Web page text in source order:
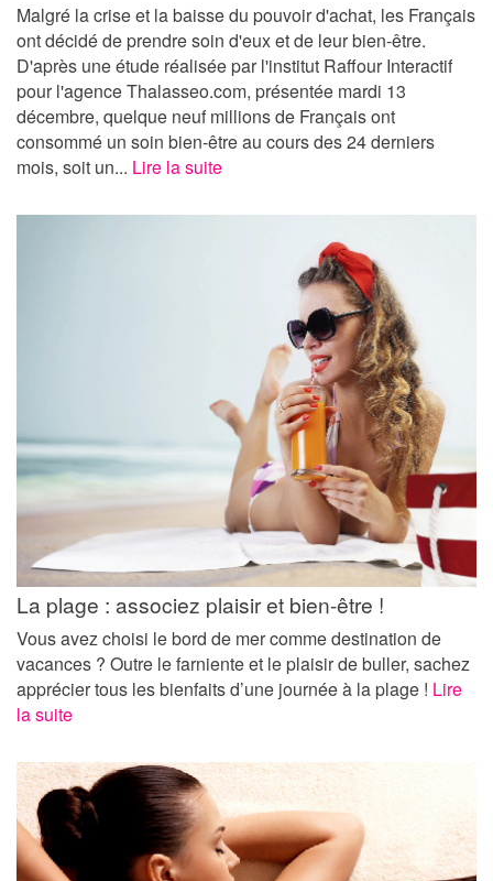
Malgré la crise et la baisse du pouvoir d'achat, les Français
ont décidé de prendre soin d'eux et de leur bien-être.
D'après une étude réalisée par l'institut Raffour Interactif
pour l'agence Thalasseo.com, présentée mardi 13
décembre, quelque neuf millions de Français ont
consommé un soin bien-être au cours des 24 derniers
mois, soit un... Lire la suite
La plage : associez plaisir et bien-être !
Vous avez choisi le bord de mer comme destination de
vacances ? Outre le farniente et le plaisir de buller, sachez
apprécier tous les bienfaits d’une journée à la plage ! Lire
la suite